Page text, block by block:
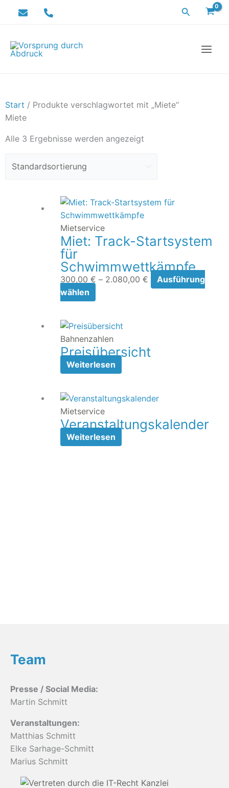
Inhalt
Suchen
Start / Produkte verschlagwortet mit „Miete“
Miete
Alle 3 Ergebnisse werden angezeigt
Mietservice
Miet: Track-Startsystem
für
Schwimmwettkämpfe
300,00 € – 2.080,00 €
Preisspanne:
2.080,00 €
Ausführung
wählen
Dieses
Produkt
weist
mehrere
auf.
Die
der
Produktseite
gewählt
werden
Bahnenzahlen
Preisübersicht
Weiterlesen
Mietservice
Veranstaltungskalender
Weiterlesen
Team
Presse / Social Media:
Martin Schmitt
Veranstaltungen:
Matthias Schmitt
Elke Sarhage-Schmitt
Marius Schmitt